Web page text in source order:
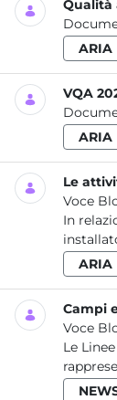
Qualità
ARIA
VQA
ARIA
Le
Voce
In
ARIA
Campi
Voce
Le